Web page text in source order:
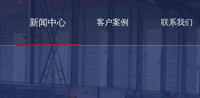
新闻中心 客户案例 联系我们